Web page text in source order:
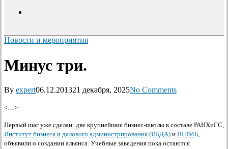
Новости и мероприятия
Минус три.
By expert06.12.201321 декабря, 2025No Comments
<…>
Первый шаг уже сделан: две крупнейшие бизнес-школы в составе РАНХиГС,
Институт бизнеса и делового администрирования (ИБДА) и ВШМБ,
объявили о создании альянса. Учебные заведения пока остаются